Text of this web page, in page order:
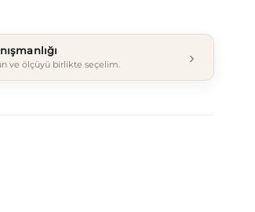
ve ölçüyü birlikte seçelim. ›